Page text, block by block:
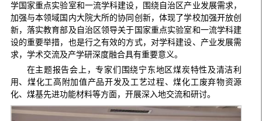
学国家重点实验室和一流学科建设，围绕自治区产业发展需求，
加强与本领域国内大院大所的协同创新，体现了学校加强开放创
新，落实教育部及自治区领导关于国家重点实验室和一流学科建
设的重要举措，也是行之有效的方式，对学科建设、产业发展需
求，学术交流及产学研深度融合具有重要意义。
在主题报告会上，专家们围绕宁东地区煤炭特性及清洁利
用、煤化工高附加值产品开发及工艺过程、煤化工废弃物资源
化、煤基先进功能材料等方面，开展深入地交流和研讨。